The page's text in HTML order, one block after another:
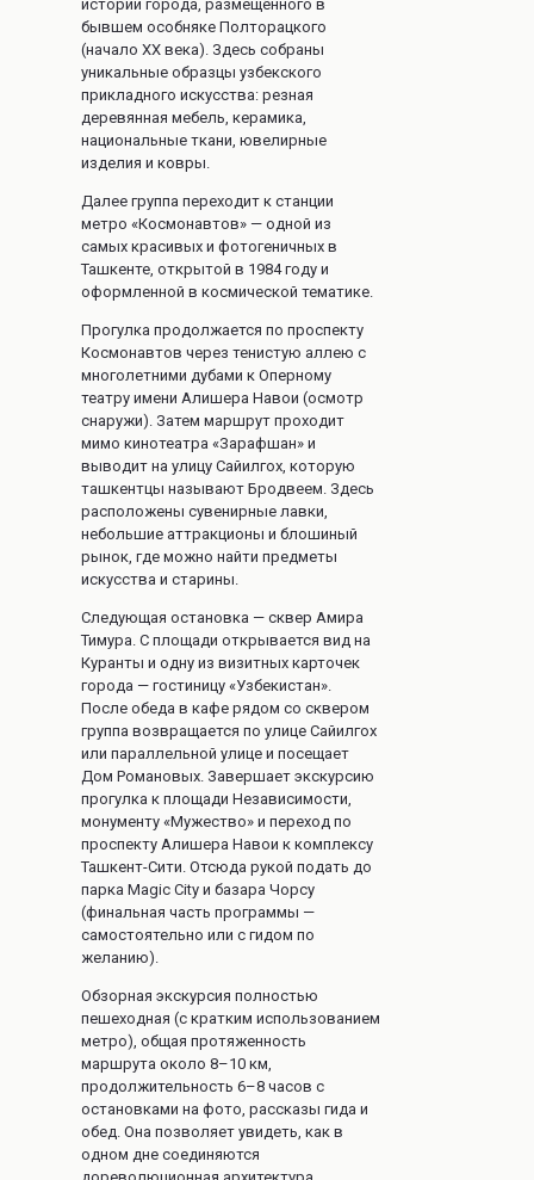
истории города, размещённого в
бывшем особняке Полторацкого
(начало XX века). Здесь собраны
уникальные образцы узбекского
прикладного искусства: резная
деревянная мебель, керамика,
национальные ткани, ювелирные
изделия и ковры.
Далее группа переходит к станции
метро «Космонавтов» — одной из
самых красивых и фотогеничных в
Ташкенте, открытой в 1984 году и
оформленной в космической тематике.
Прогулка продолжается по проспекту
Космонавтов через тенистую аллею с
многолетними дубами к Оперному
театру имени Алишера Навои (осмотр
снаружи). Затем маршрут проходит
мимо кинотеатра «Зарафшан» и
выводит на улицу Сайилгох, которую
ташкентцы называют Бродвеем. Здесь
расположены сувенирные лавки,
небольшие аттракционы и блошиный
рынок, где можно найти предметы
искусства и старины.
Следующая остановка — сквер Амира
Тимура. С площади открывается вид на
Куранты и одну из визитных карточек
города — гостиницу «Узбекистан».
После обеда в кафе рядом со сквером
группа возвращается по улице Сайилгох
или параллельной улице и посещает
Дом Романовых. Завершает экскурсию
прогулка к площади Независимости,
монументу «Мужество» и переход по
проспекту Алишера Навои к комплексу
Ташкент-Сити. Отсюда рукой подать до
парка Magic City и базара Чорсу
(финальная часть программы —
самостоятельно или с гидом по
желанию).
Обзорная экскурсия полностью
пешеходная (с кратким использованием
метро), общая протяженность
маршрута около 8–10 км,
продолжительность 6–8 часов с
остановками на фото, рассказы гида и
обед. Она позволяет увидеть, как в
одном дне соединяются